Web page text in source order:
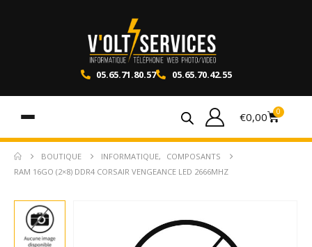
05.65.71.80.57 05.65.70.42.55
€0,00 0
BOUTIQUE INFORMATIQUE,
COMPOSANTS
RAM 16GO (2×8) DDR4 CORSAIR VENGEANCE LED 2666MHZ